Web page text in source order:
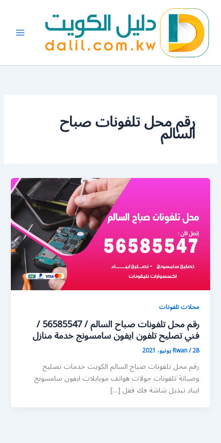
المحتوى
رقم محل تلفونات صباح
السالم
محلات تلفونات
رقم محل تلفونات صباح السالم / 56585547 /
فني تصليح تلفون ايفون سامسونج خدمة منازل
Rwan/28 يونيو، 2021
رقم محل تلفونات صباح السالم الكويت خدمات تصليح
وصيانة تلفونات جولات هواتف موبايلات ايفون سامسونج
ايباد تبديل شاشة فك قفل […]